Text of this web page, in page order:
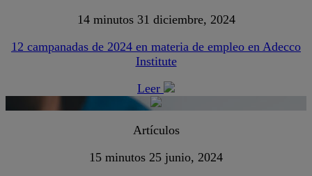
14 minutos 31 diciembre, 2024
12 campanadas de 2024 en materia de empleo en Adecco
Institute
Leer
Artículos
15 minutos 25 junio, 2024